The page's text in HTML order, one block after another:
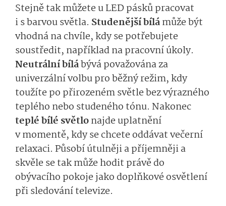
Stejně tak můžete u LED pásků pracovat
i s barvou světla. Studenější bílámůže být
vhodná na chvíle, kdy se potřebujete
soustředit, například na pracovní úkoly.
Neutrální bílábývá považována za
univerzální volbu pro běžný režim, kdy
toužíte po přirozeném světle bez výrazného
teplého nebo studeného tónu. Nakonec
teplé bílé světlonajde uplatnění
v momentě, kdy se chcete oddávat večerní
relaxaci. Působí útulněji a příjemněji a
skvěle se tak může hodit právě do
obývacího pokoje jako doplňkové osvětlení
při sledování televize.